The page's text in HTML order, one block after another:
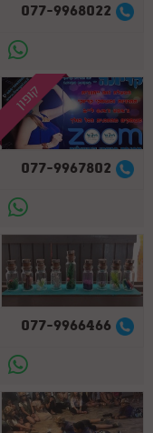
077-9968022
קופון
077-9967802
077-9966466